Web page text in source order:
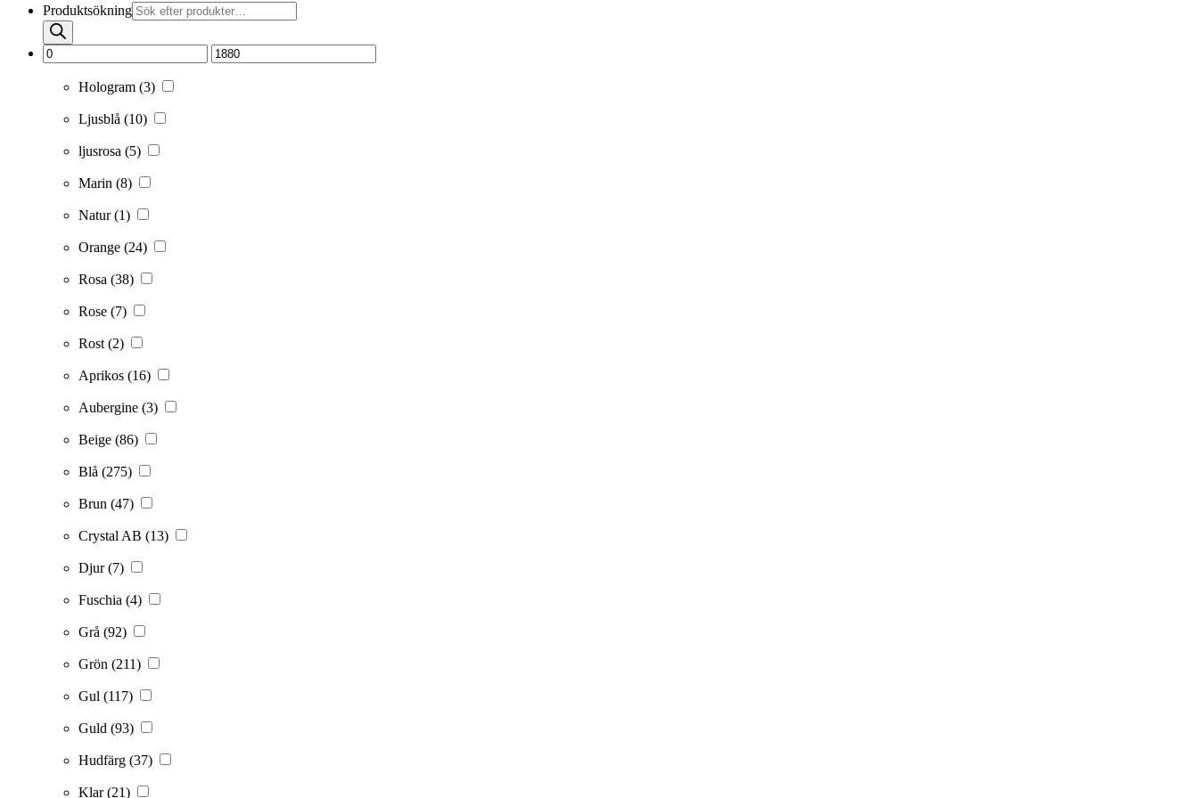
Produktsökning
Hologram (3)
Ljusblå (10)
ljusrosa (5)
Marin (8)
Natur(1)
Orange (24)
Rosa (38)
Rose (7)
Rost (2)
Aprikos (16)
Aubergine (3)
Beige (86)
Blå (275)
Brun (47)
Crystal AB (13)
Djur(7)
Fuschia (4)
Grå (92)
Grön (211)
Gul (117)
Guld (93)
Hudfärg (37)
Klar(21)